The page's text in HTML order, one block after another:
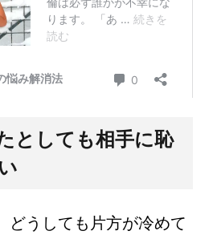
としても相手に恥
どうしても片方が冷めて